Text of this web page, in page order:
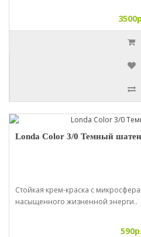
Londa Color 3/0 Темный
Стойкая крем-краска с
насыщенного жизненной энерги..
590р.